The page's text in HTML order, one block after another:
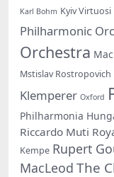
Karl Bohm Kyiv Virtuosi
Philharmonic
Orchestra
Mstislav Rostropovich
Klemperer Oxford
Philharmonia
Riccardo Muti
Kempe Rupert
MacLeod The